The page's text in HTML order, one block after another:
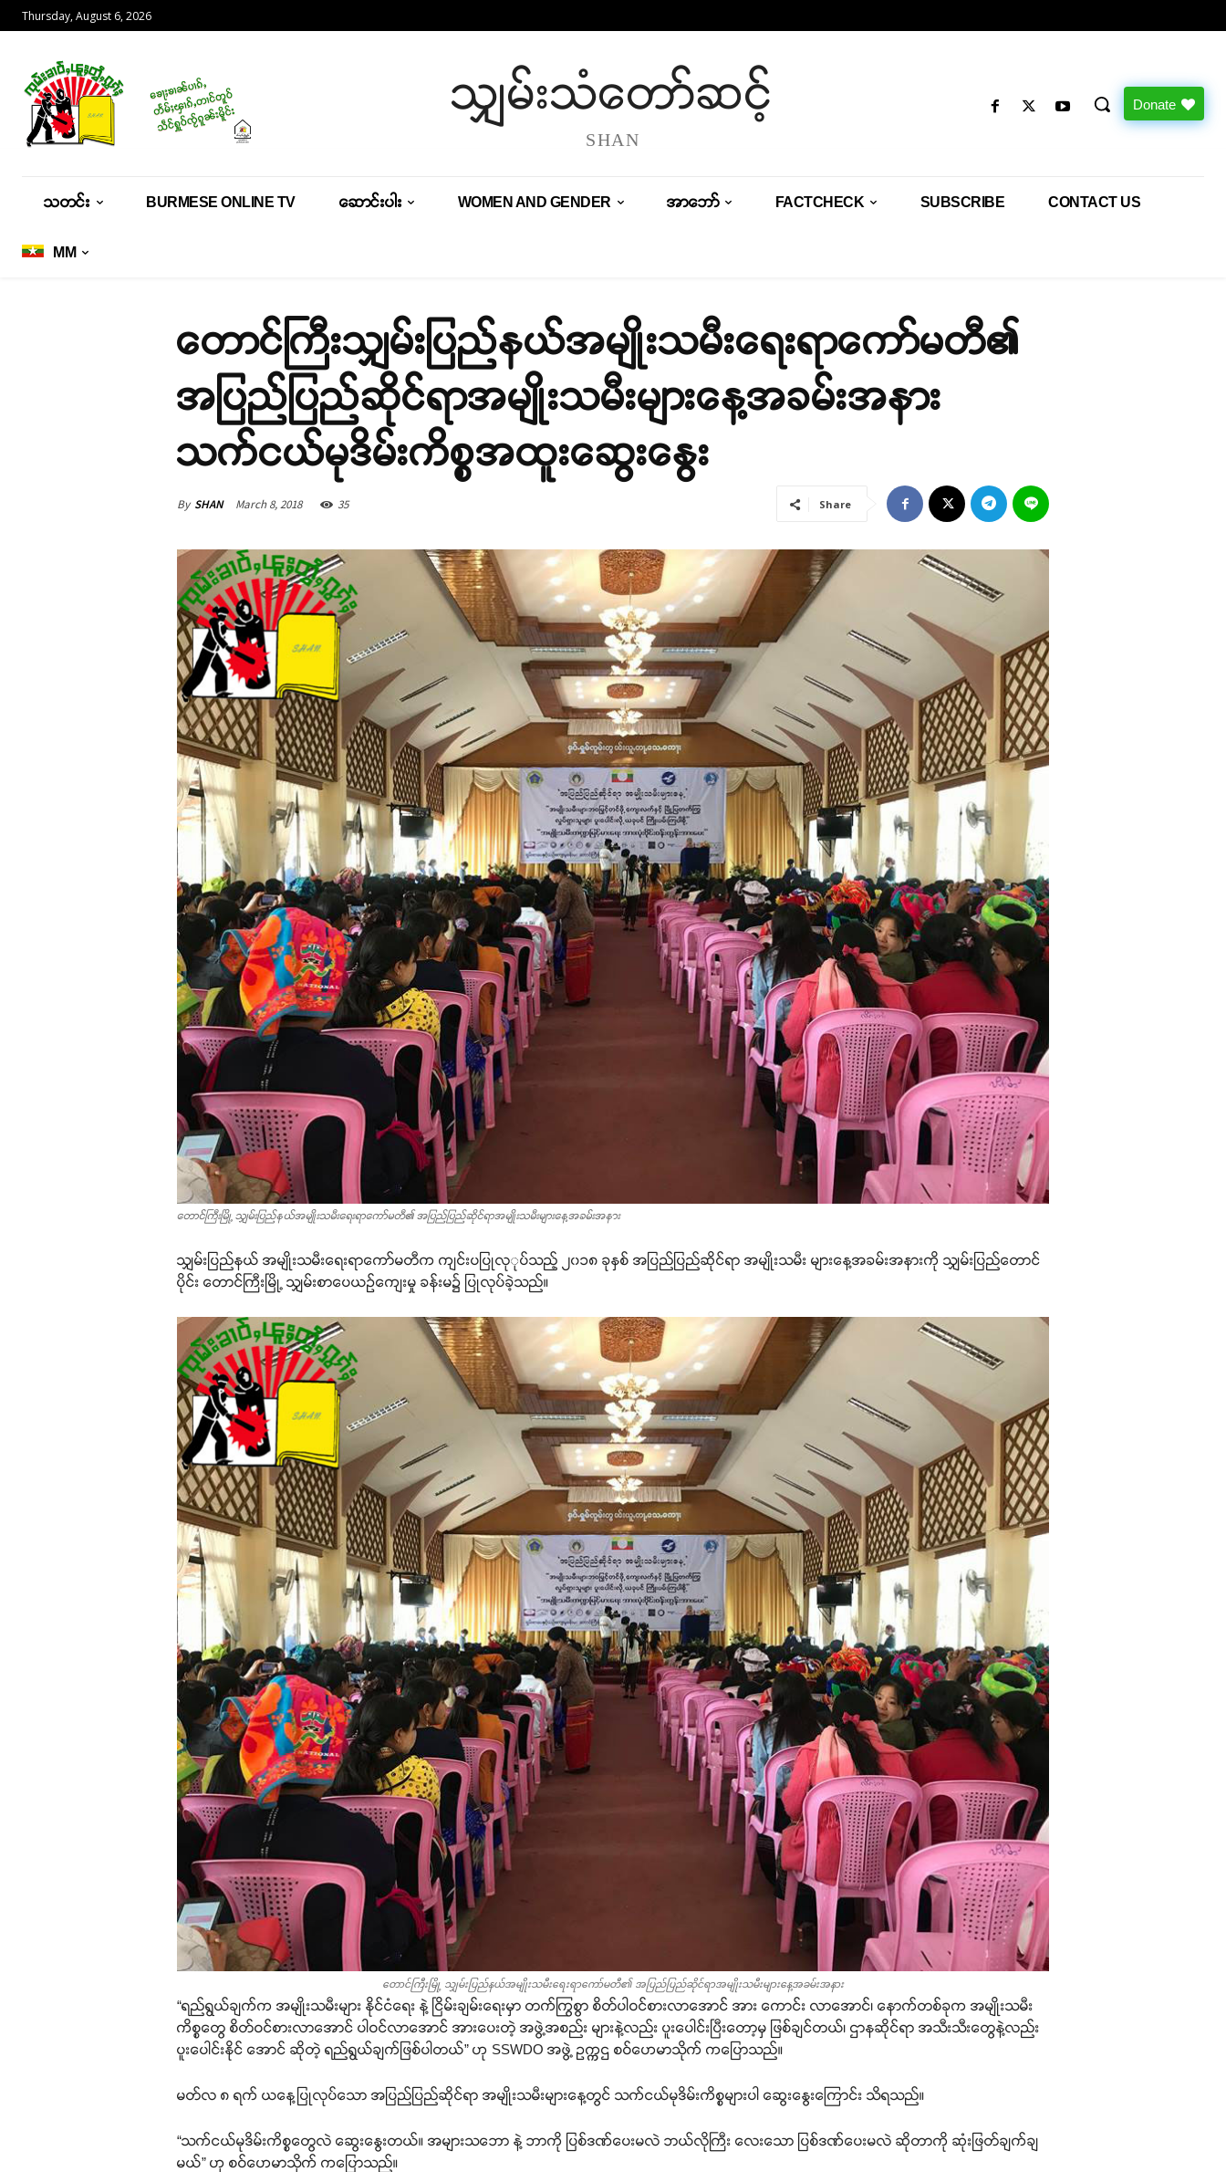
Support SHAN
Your support keeps our voice strong. Join us today and help create
can thrive.
Thursday, August 6, 2026
သျှမ်းသံတော်ဆင့်
SHAN
Donate
သတင်း BURMESE ONLINE TV ဆောင်းပါး WOMEN AND GENDER အာဘော် FACTCHECK SUBSCRIBE CONTACT US
MM
တောင်ကြီးသျှမ်းပြည်နယ်အမျိုးသမီးရေးရာကော်မတီ၏
အပြည်ပြည်ဆိုင်ရာအမျိုးသမီးများနေ့အခမ်းအနား
သက်ငယ်မုဒိမ်းကိစ္စအထူးဆွေးနွေး
By SHAN March 8, 2018 35 Share
တောင်ကြီးမြို့ သျှမ်းပြည်နယ်အမျိုးသမီးရေးရာကော်မတီ၏ အပြည်ပြည်ဆိုင်ရာအမျိုးသမီးများနေ့အခမ်းအနား
သျှမ်းပြည်နယ် အမျိုးသမီးရေးရာကော်မတီက ကျင်းပပြုလုုပ်သည့် ၂၀၁၈ ခုနှစ် အပြည်ပြည်ဆိုင်ရာ အမျိုးသမီး များနေ့အခမ်းအနားကို သျှမ်းပြည်တောင်
ပိုင်း တောင်ကြီးမြို့ သျှမ်းစာပေယဉ်ကျေးမှု ခန်းမ၌ ပြုလုပ်ခဲ့သည်။
တောင်ကြီးမြို့ သျှမ်းပြည်နယ်အမျိုးသမီးရေးရာကော်မတီ၏ အပြည်ပြည်ဆိုင်ရာအမျိုးသမီးများနေ့အခမ်းအနား
“ရည်ရွယ်ချက်က အမျိုးသမီးများ နိုင်ငံရေး နဲ့ ငြိမ်းချမ်းရေးမှာ တက်ကြွစွာ စိတ်ပါဝင်စားလာအောင် အား ကောင်း လာအောင်၊ နောက်တစ်ခုက အမျိုးသမီး
ကိစ္စတွေ စိတ်ဝင်စားလာအောင် ပါဝင်လာအောင် အားပေးတဲ့ အဖွဲ့အစည်း များနဲ့လည်း ပူးပေါင်းပြီးတော့မှ ဖြစ်ချင်တယ်၊ ဌာနဆိုင်ရာ အသီးသီးတွေနဲ့လည်း
ပူးပေါင်းနိုင် အောင် ဆိုတဲ့ ရည်ရွယ်ချက်ဖြစ်ပါတယ်” ဟု SSWDO အဖွဲ့ ဥက္ကဌ စဝ်ဟေမာသိုက် ကပြောသည်။
မတ်လ ၈ ရက် ယနေ့ပြုလုပ်သော အပြည်ပြည်ဆိုင်ရာ အမျိုးသမီးများနေ့တွင် သက်ငယ်မုဒိမ်းကိစ္စများပါ ဆွေးနွေးကြောင်း သိရသည်။
“သက်ငယ်မုဒိမ်းကိစ္စတွေလဲ ဆွေးနွေးတယ်။ အများသဘော နဲ့ ဘာကို ပြစ်ဒဏ်ပေးမလဲ ဘယ်လိုကြီး လေးသော ပြစ်ဒဏ်ပေးမလဲ ဆိုတာကို ဆုံးဖြတ်ချက်ချ
မယ်” ဟု စဝ်ဟေမာသိုက် ကပြောသည်။